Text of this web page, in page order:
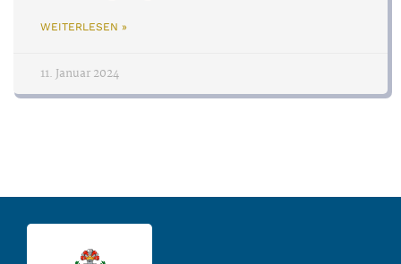
WEITERLESEN »
11. Januar 2024